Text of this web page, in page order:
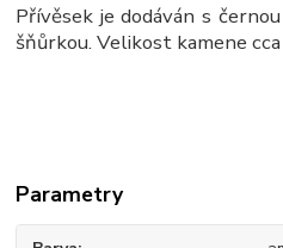
Přívěsek je dodáván s
šňůrkou. Velikost kamene cca
Parametry